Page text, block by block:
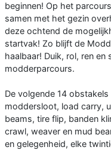
beginnen! Op het
samen met het gezin
deze ochtend de
startvak! Zo blijft de
haalbaar! Duik, rol, ren
modderparcours.
De volgende 14
moddersloot, load carry,
beams, tire flip, banden
crawl, weaver en mud
en gelegenheid, elke